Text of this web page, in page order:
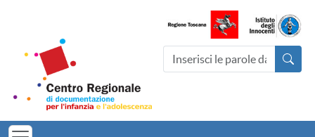
Centro Regionale di
Cerca nel sito